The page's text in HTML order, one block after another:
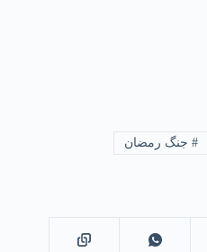
# جنگ رمضان